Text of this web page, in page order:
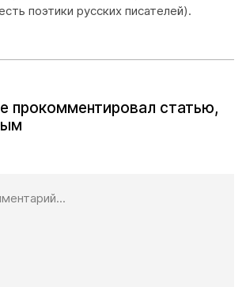
поэтики русских писателей).
прокомментировал статью,